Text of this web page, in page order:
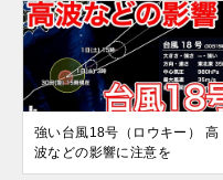
強い台風18号（ロウキー） 高
波などの影響に注意を